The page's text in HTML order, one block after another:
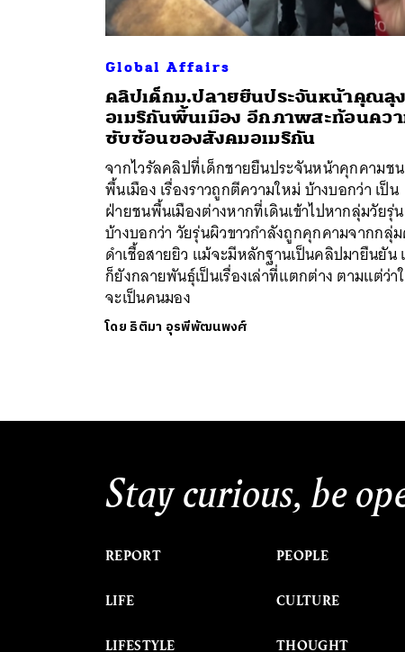
Global Affairs
คลิปเด็กม.ปลายยืนประจันหน้าคุณลุง
อเมริกันพื้นเมือง อีกภาพสะท้อนคว
ซับซ้อนของสังคมอเมริกัน
จากไวรัลคลิปที่เด็กชายยืนประจันหน้าคุกคามชน
พื้นเมือง เรื่องราวถูกตีความใหม่ บ้างบอกว่า เป็น
ฝ่ายชนพื้นเมืองต่างหากที่เดินเข้าไปหากลุ่มวัยรุ่น
บ้างบอกว่า วัยรุ่นผิวขาวกำลังถูกคุกคามจากกลุ่
ดำเชื้อสายยิว แม้จะมีหลักฐานเป็นคลิปมายืนยัน
ก็ยังกลายพันธุ์เป็นเรื่องเล่าที่แตกต่าง ตามแต่ว่า
จะเป็นคนมอง
โดย ธิติมา อุรพีพัฒนพงศ์
Stay curious, be
REPORT
LIFE
LIFESTYLE
PEOPLE
CULTURE
THOUGHT